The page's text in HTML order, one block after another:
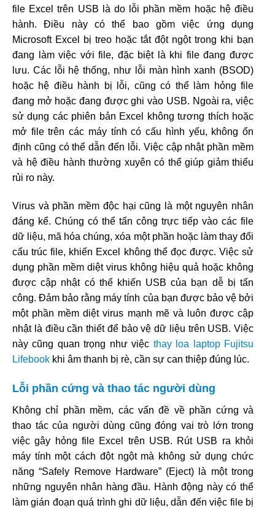
file Excel trên USB là do lỗi phần mềm hoặc hệ điều
hành. Điều này có thể bao gồm việc ứng dụng
Microsoft Excel bị treo hoặc tắt đột ngột trong khi bạn
đang làm việc với file, đặc biệt là khi file đang được
lưu. Các lỗi hệ thống, như lỗi màn hình xanh (BSOD)
hoặc hệ điều hành bị lỗi, cũng có thể làm hỏng file
đang mở hoặc đang được ghi vào USB. Ngoài ra, việc
sử dụng các phiên bản Excel không tương thích hoặc
mở file trên các máy tính có cấu hình yếu, không ổn
định cũng có thể dẫn đến lỗi. Việc cập nhật phần mềm
và hệ điều hành thường xuyên có thể giúp giảm thiểu
rủi ro này.
Virus và phần mềm độc hại cũng là một nguyên nhân
đáng kể. Chúng có thể tấn công trực tiếp vào các file
dữ liệu, mã hóa chúng, xóa một phần hoặc làm thay đổi
cấu trúc file, khiến Excel không thể đọc được. Việc sử
dụng phần mềm diệt virus không hiệu quả hoặc không
được cập nhật có thể khiến USB của bạn dễ bị tấn
công. Đảm bảo rằng máy tính của bạn được bảo vệ bởi
một phần mềm diệt virus mạnh mẽ và luôn được cập
nhật là điều cần thiết để bảo vệ dữ liệu trên USB. Việc
này cũng quan trọng như việc thay loa laptop Fujitsu
Lifebook khi âm thanh bị rè, cần sự can thiệp đúng lúc.
Lỗi phần cứng và thao tác người dùng
Không chỉ phần mềm, các vấn đề về phần cứng và
thao tác của người dùng cũng đóng vai trò lớn trong
việc gây hỏng file Excel trên USB. Rút USB ra khỏi
máy tính một cách đột ngột mà không sử dụng chức
năng “Safely Remove Hardware” (Eject) là một trong
những nguyên nhân hàng đầu. Hành động này có thể
làm gián đoạn quá trình ghi dữ liệu, dẫn đến việc file bị